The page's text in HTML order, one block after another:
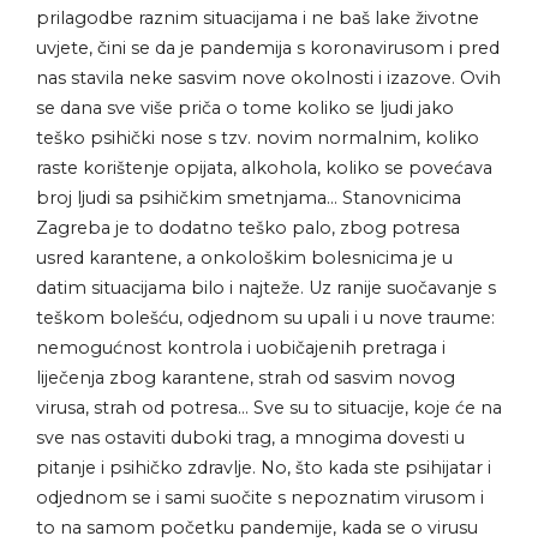
prilagodbe raznim situacijama i ne baš lake životne
uvjete, čini se da je pandemija s koronavirusom i pred
nas stavila neke sasvim nove okolnosti i izazove. Ovih
se dana sve više priča o tome koliko se ljudi jako
teško psihički nose s tzv. novim normalnim, koliko
raste korištenje opijata, alkohola, koliko se povećava
broj ljudi sa psihičkim smetnjama… Stanovnicima
Zagreba je to dodatno teško palo, zbog potresa
usred karantene, a onkološkim bolesnicima je u
datim situacijama bilo i najteže. Uz ranije suočavanje s
teškom bolešću, odjednom su upali i u nove traume:
nemogućnost kontrola i uobičajenih pretraga i
liječenja zbog karantene, strah od sasvim novog
virusa, strah od potresa… Sve su to situacije, koje će na
sve nas ostaviti duboki trag, a mnogima dovesti u
pitanje i psihičko zdravlje. No, što kada ste psihijatar i
odjednom se i sami suočite s nepoznatim virusom i
to na samom početku pandemije, kada se o virusu